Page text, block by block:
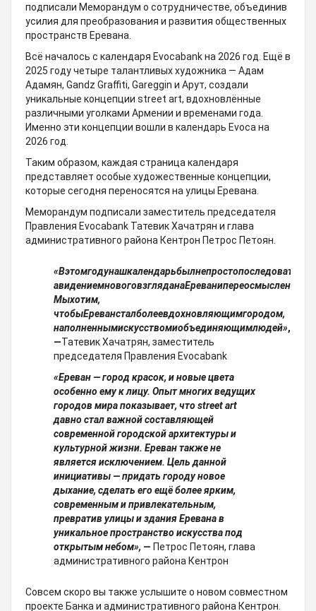
подписали Меморандум о сотрудничестве, объединив
усилия для преобразования и развития общественных
пространств Еревана.
Всё началось с календаря Evocabank на 2026 год. Ещё в
2025 году четыре талантливых художника — Адам
Адамян, Gandz Graffiti, Gareggin и Арут, создали
уникальные концепции street art, вдохновлённые
различными уголками Армении и временами года.
Именно эти концепции вошли в календарь Evoca на
2026 год.
Таким образом, каждая страница календаря
представляет особые художественные концепции,
которые сегодня переносятся на улицы Еревана.
Меморандум подписали заместитель председателя
Правления Evocabank Татевик Хачатрян и глава
административного района Кентрон Петрос Петоян.
«Вэтомгодунашкалендарьбылнепросто
авидениемновоговзгляданаЕреванипереосмысления
Мыхотим,
чтобыЕревансталболеевдохновляющимгородом,
наполненнымискусствомиобъединяющимлюдей»,
—Татевик Хачатрян, заместитель
председателя Правления Evocabank
«Ереван—город красок, иновыецвета
особенноемуклицу. Опытмногихведущих
городов мирапоказывает, чтоstreet art
давносталважнойсоставляющей
современнойгородскойархитектурыи
культурнойжизни. Еревантакжене
являетсяисключением. Цель данной
инициативы—придать городуновое
дыхание, сделать егоещёболееярким,
современнымипривлекательным,
превратив улицыизданияЕреванав
уникальноепространствоискусствапод
открытымнебом», — Петрос Петоян, глава
административного района Кентрон
Совсем скоро вы также услышите о новом совместном
проекте Банка и административного района Кентрон.